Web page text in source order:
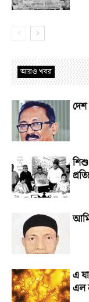
আরও খবর
দেশ
শিশু
এ
এল